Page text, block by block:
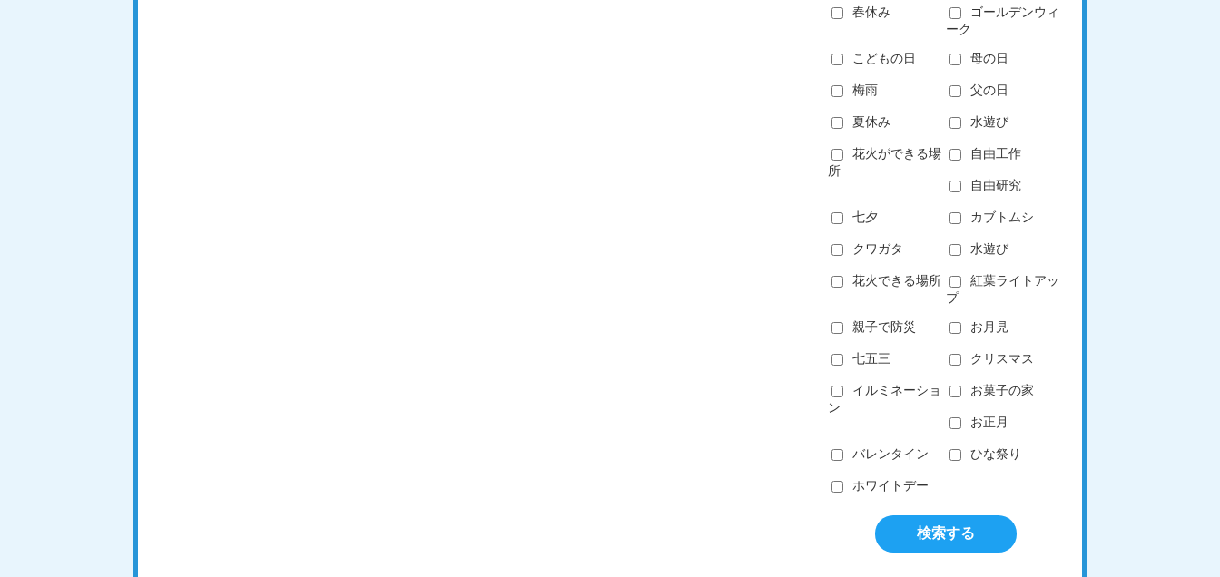
春休み
ゴールデンウィ
ーク
こどもの日 母の日
梅雨 父の日
夏休み 水遊び
花火ができる場
所
自由工作
自由研究
七夕 カブトムシ
クワガタ 水遊び
花火できる場所
紅葉ライトアッ
プ
親子で防災 お月見
七五三 クリスマス
イルミネーショ
ン
お菓子の家
お正月
バレンタイン ひな祭り
ホワイトデー